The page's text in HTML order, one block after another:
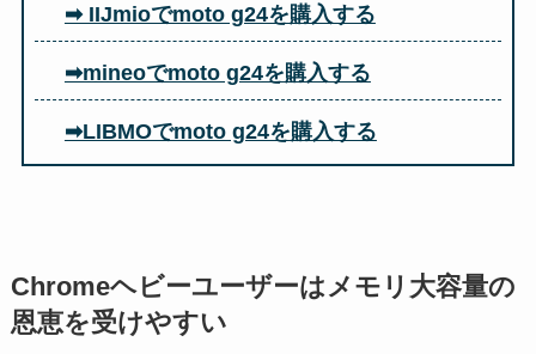
➡ IIJmioでmoto g24を購入する
➡mineoでmoto g24を購入する
➡LIBMOでmoto g24を購入する
Chromeヘビーユーザーはメモリ大容量の
恩恵を受けやすい